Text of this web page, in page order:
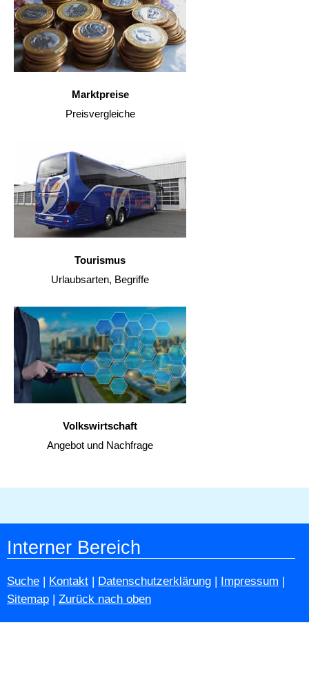
Marktpreise
Preisvergleiche
Tourismus
Urlaubsarten, Begriffe
Volkswirtschaft
Angebot und Nachfrage
Interner Bereich
Suche | Kontakt | Datenschutzerklärung | Impressum |
Sitemap | Zurück nach oben